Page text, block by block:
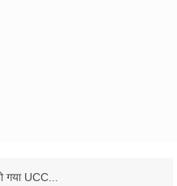
UCC...